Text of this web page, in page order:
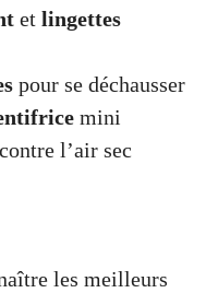
et lingettes
pour se déchausser
mini
contre l’air sec
les meilleurs